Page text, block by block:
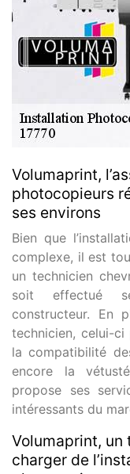
Volumaprint,
photocopieurs
ses environs
Bien que
complexe, il est
un technicien
soit effectué
constructeur. En
technicien, celui-
la compatibilité
encore la
propose ses
intéressants du
Volumaprint, un
charger de